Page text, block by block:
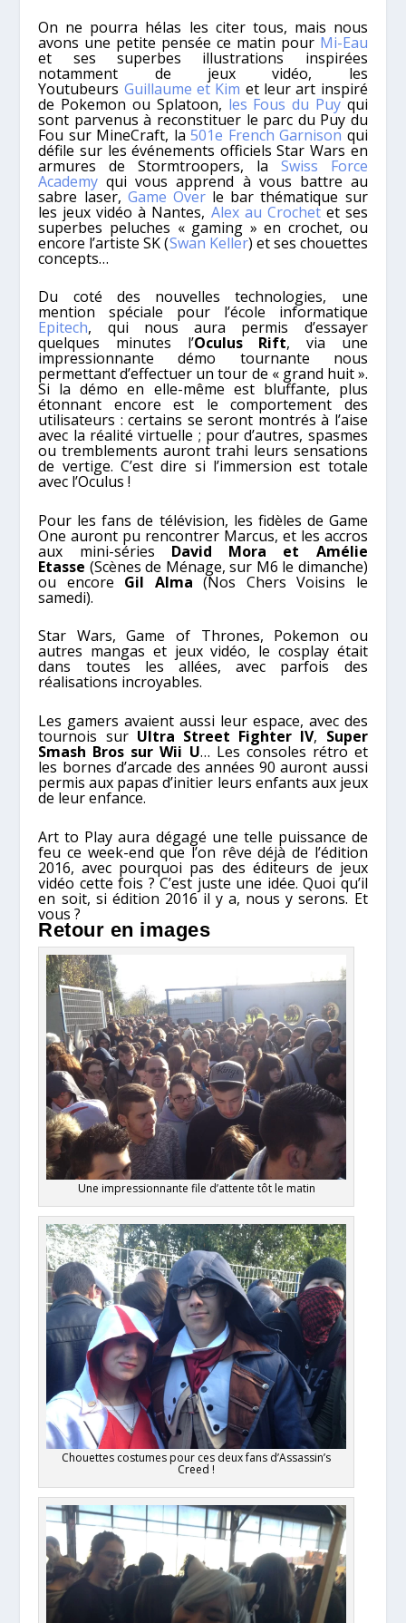
On ne pourra hélas les citer tous, mais nous
avons une petite pensée ce matin pour Mi-Eau
et ses superbes illustrations inspirées
notamment de jeux vidéo, les
Youtubeurs Guillaume et Kim et leur art inspiré
de Pokemon ou Splatoon, les Fous du Puyqui
sont parvenus à reconstituer le parc du Puy du
Fou sur MineCraft, la501e French Garnison qui
défile sur les événements officiels Star Wars en
armures de Stormtroopers, la Swiss Force
Academy qui vous apprend à vous battre au
sabre laser, Game Overle bar thématique sur
les jeux vidéo à Nantes, Alex au Crochetet ses
superbes peluches « gaming » en crochet, ou
encore l’artiste SK (Swan Keller) et ses chouettes
concepts…
Du coté des nouvelles technologies, une
mention spéciale pour l’école informatique
Epitech, qui nous aura permis d’essayer
quelques minutes l’Oculus Rift, via une
impressionnante démo tournante nous
permettant d’effectuer un tour de « grand huit ».
Si la démo en elle-même est bluffante, plus
étonnant encore est le comportement des
utilisateurs : certains se seront montrés à l’aise
avec la réalité virtuelle ; pour d’autres, spasmes
ou tremblements auront trahi leurs sensations
de vertige. C’est dire si l’immersion est totale
avec l’Oculus !
Pour les fans de télévision, les fidèles de Game
One auront pu rencontrer Marcus, et les accros
aux mini-séries David Mora et Amélie
Etasse (Scènes de Ménage, sur M6 le dimanche)
ou encore Gil Alma (Nos Chers Voisins le
samedi).
Star Wars, Game of Thrones, Pokemon ou
autres mangas et jeux vidéo, le cosplay était
dans toutes les allées, avec parfois des
réalisations incroyables.
Les gamers avaient aussi leur espace, avec des
tournois sur Ultra Street Fighter IV, Super
Smash Bros sur Wii U… Les consoles rétro et
les bornes d’arcade des années 90 auront aussi
permis aux papas d’initier leurs enfants aux jeux
de leur enfance.
Art to Play aura dégagé une telle puissance de
feu ce week-end que l’on rêve déjà de l’édition
2016, avec pourquoi pas des éditeurs de jeux
vidéo cette fois ? C’est juste une idée. Quoi qu’il
en soit, si édition 2016 il y a, nous y serons. Et
vous ?
Retour en images
Une impressionnante file d’attente tôt le matin
Chouettes costumes pour ces deux fans d’Assassin’s
Creed !